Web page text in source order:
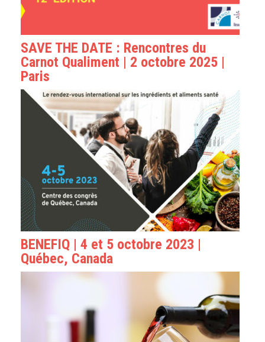
SAVE THE DATE : Rencontres du
Carnot Qualiment | 2 octobre 2025 |
Paris
BENEFIQ | 4 et 5 octobre 2023 |
Québec, Canada